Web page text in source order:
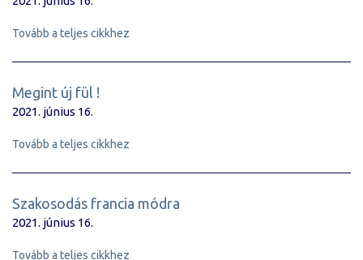
Tovább a teljes cikkhez
Megint új fül !
2021. június 16.
Tovább a teljes cikkhez
Szakosodás francia módra
2021. június 16.
Tovább a teljes cikkhez